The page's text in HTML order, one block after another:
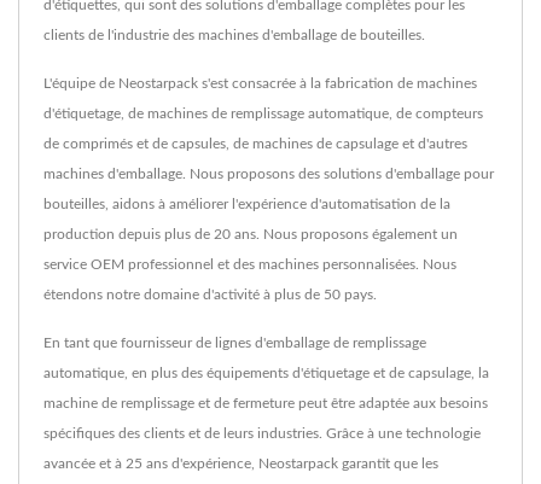
d'étiquettes, qui sont des solutions d'emballage complètes pour les
clients de l'industrie des machines d'emballage de bouteilles.
L'équipe de Neostarpack s'est consacrée à la fabrication de machines
d'étiquetage, de machines de remplissage automatique, de compteurs
de comprimés et de capsules, de machines de capsulage et d'autres
machines d'emballage. Nous proposons des solutions d'emballage pour
bouteilles, aidons à améliorer l'expérience d'automatisation de la
production depuis plus de 20 ans. Nous proposons également un
service OEM professionnel et des machines personnalisées. Nous
étendons notre domaine d'activité à plus de 50 pays.
En tant que fournisseur de lignes d'emballage de remplissage
automatique, en plus des équipements d'étiquetage et de capsulage, la
machine de remplissage et de fermeture peut être adaptée aux besoins
spécifiques des clients et de leurs industries. Grâce à une technologie
avancée et à 25 ans d'expérience, Neostarpack garantit que les